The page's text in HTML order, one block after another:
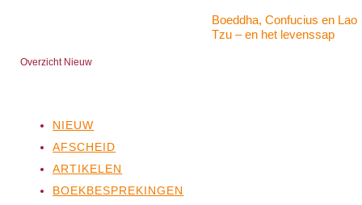
Boeddha, Confucius en Lao
Tzu – en het levenssap
Overzicht Nieuw
NIEUW
AFSCHEID
ARTIKELEN
BOEKBESPREKINGEN